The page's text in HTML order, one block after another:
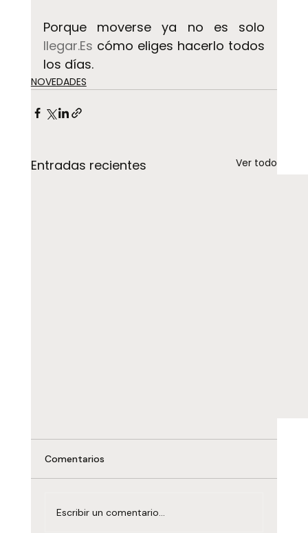
llegar.Es cómo eliges hacerlo todos
los días.
NOVEDADES
Entradas recientes Ver todo
Comentarios
Escribir un comentario...